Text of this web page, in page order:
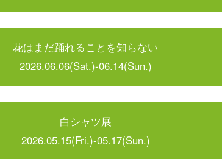
花はまだ踊れることを知らない
2026.06.06(Sat.)-06.14(Sun.)
白シャツ展
2026.05.15(Fri.)-05.17(Sun.)